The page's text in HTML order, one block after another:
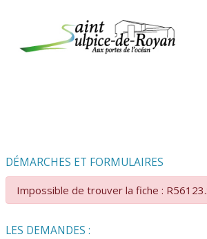
DÉMARCHES ET FORMULAIRES
Impossible de trouver la fiche :
LES DEMANDES :